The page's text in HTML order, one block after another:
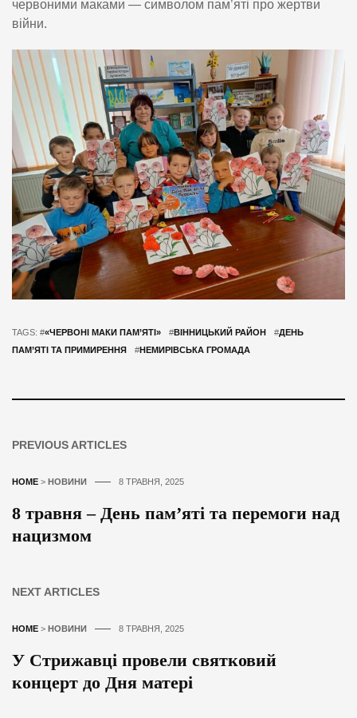
червоними маками — символом пам’яті про жертви
війни.
TAGS: #«ЧЕРВОНІ МАКИ ПАМ’ЯТІ» #ВІННИЦЬКИЙ РАЙОН #ДЕНЬ
ПАМ’ЯТІ ТА ПРИМИРЕННЯ
#НЕМИРІВСЬКА ГРОМАДА
PREVIOUS ARTICLES
HOME > НОВИНИ 8 ТРАВНЯ, 2025
8 травня – День пам’яті та перемоги над
нацизмом
NEXT ARTICLES
HOME > НОВИНИ 8 ТРАВНЯ, 2025
У Стрижавці провели святковий
концерт до Дня матері